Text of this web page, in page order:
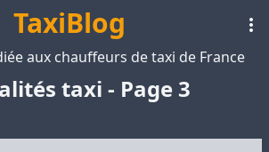
TaxiBlog
aux chauffeurs de taxi de France
taxi - Page 3